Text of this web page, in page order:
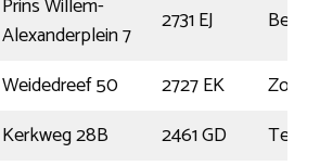
Alexanderplein 7
2731 EJ
Weidedreef 50 2727 EK
Kerkweg 28B 2461 GD Ter